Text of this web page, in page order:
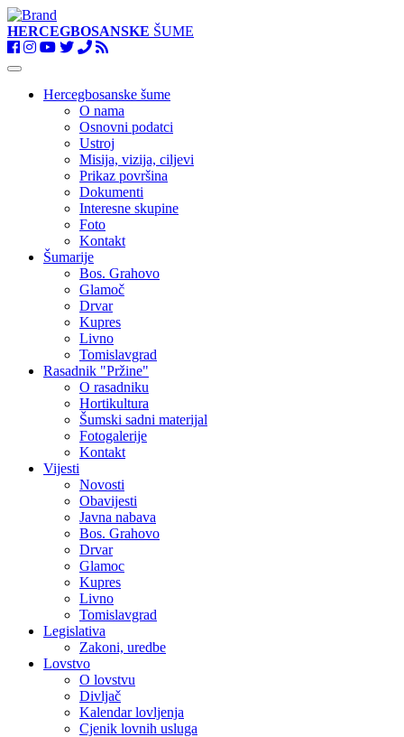
HERCEGBOSANSKE ŠUME
Toggle
navigationHercegbosanske šume
O nama
Osnovni podatci
Ustroj
Misija, vizija, ciljevi
Prikaz površina
Dokumenti
Interesne skupine
Foto
Kontakt
Šumarije
Bos. Grahovo
Glamoč
Drvar
Kupres
Livno
Tomislavgrad
Rasadnik "Pržine"
O rasadniku
Hortikultura
Šumski sadni materijal
Fotogalerije
Kontakt
Vijesti
Novosti
Obavijesti
Javna nabava
Bos. Grahovo
Drvar
Glamoc
Kupres
Livno
Tomislavgrad
Legislativa
Zakoni, uredbe
Lovstvo
O lovstvu
Divljač
Kalendar lovljenja
Cjenik lovnih usluga